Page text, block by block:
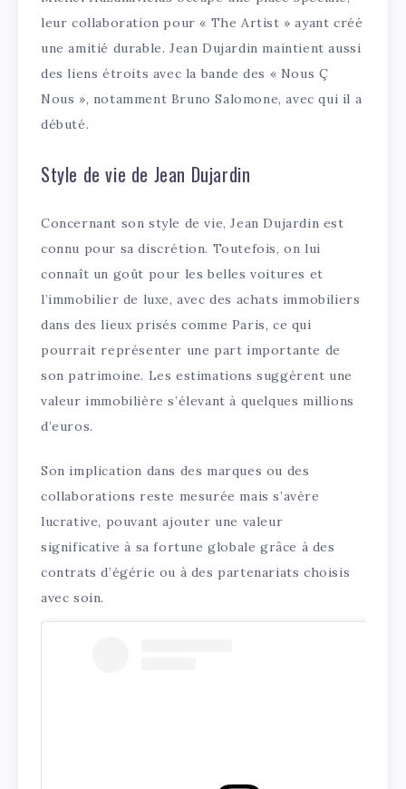
leur collaboration pour « The Artist » ayant créé
une amitié durable. Jean Dujardin maintient aussi
des liens étroits avec la bande des « Nous Ç
Nous », notamment Bruno Salomone, avec qui il a
débuté.
Style de vie de Jean Dujardin
Concernant son style de vie, Jean Dujardin est
connu pour sa discrétion. Toutefois, on lui
connaît un goût pour les belles voitures et
l’immobilier de luxe, avec des achats immobiliers
dans des lieux prisés comme Paris, ce qui
pourrait représenter une part importante de
son patrimoine. Les estimations suggèrent une
valeur immobilière s’élevant à quelques millions
d’euros.
Son implication dans des marques ou des
collaborations reste mesurée mais s’avère
lucrative, pouvant ajouter une valeur
significative à sa fortune globale grâce à des
contrats d’égérie ou à des partenariats choisis
avec soin.